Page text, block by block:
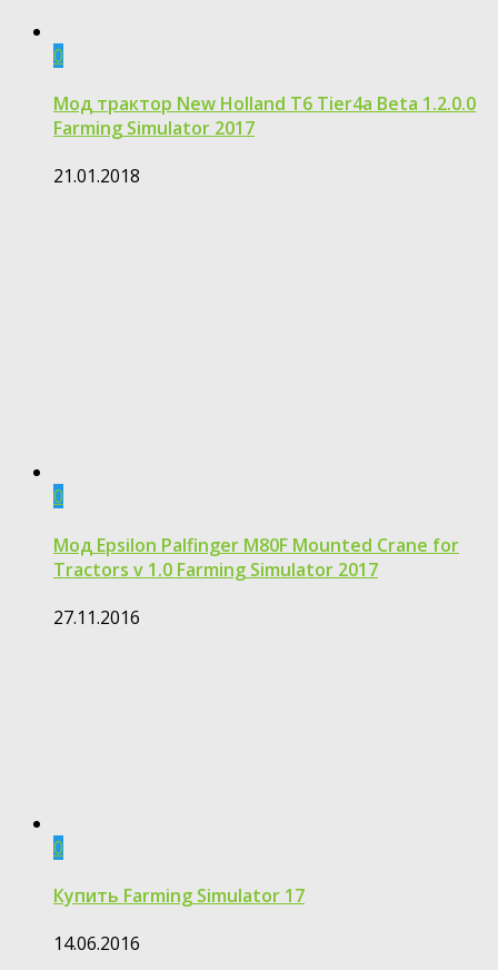
0
Мод трактор New Holland T6 Tier4a Beta 1.2.0.0
Farming Simulator 2017
21.01.2018
0
Мод Epsilon Palfinger M80F Mounted Crane for
Tractors v 1.0 Farming Simulator 2017
27.11.2016
0
Купить Farming Simulator 17
14.06.2016